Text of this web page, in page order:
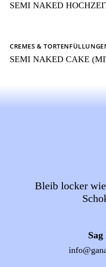
SEMI NAKED
CREMES &
SEMI NAKED CAKE
Bleib locker